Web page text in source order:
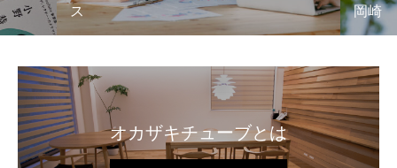
岡崎 小野
オカザキチューブとは